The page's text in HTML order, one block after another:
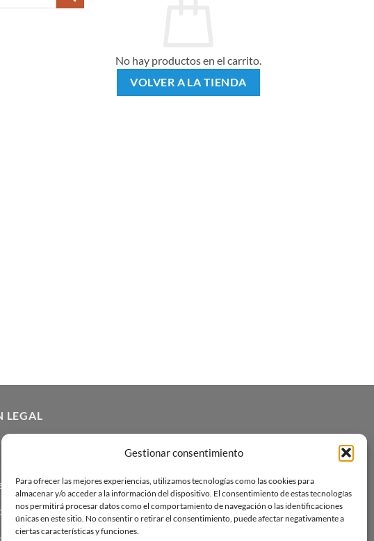
Gestionar consentimiento
Para ofrecer las mejores experiencias, utilizamos tecnologías como las cookies para
almacenar y/o acceder a la información del dispositivo. El consentimiento de estas tecnologías
nos permitirá procesar datos como el comportamiento de navegación o las identificaciones
únicas en este sitio. No consentir o retirar el consentimiento, puede afectar negativamente a
ciertas características y funciones.
No hay productos en el carrito.
VOLVER A LA TIENDA
LEGAL
(UE)